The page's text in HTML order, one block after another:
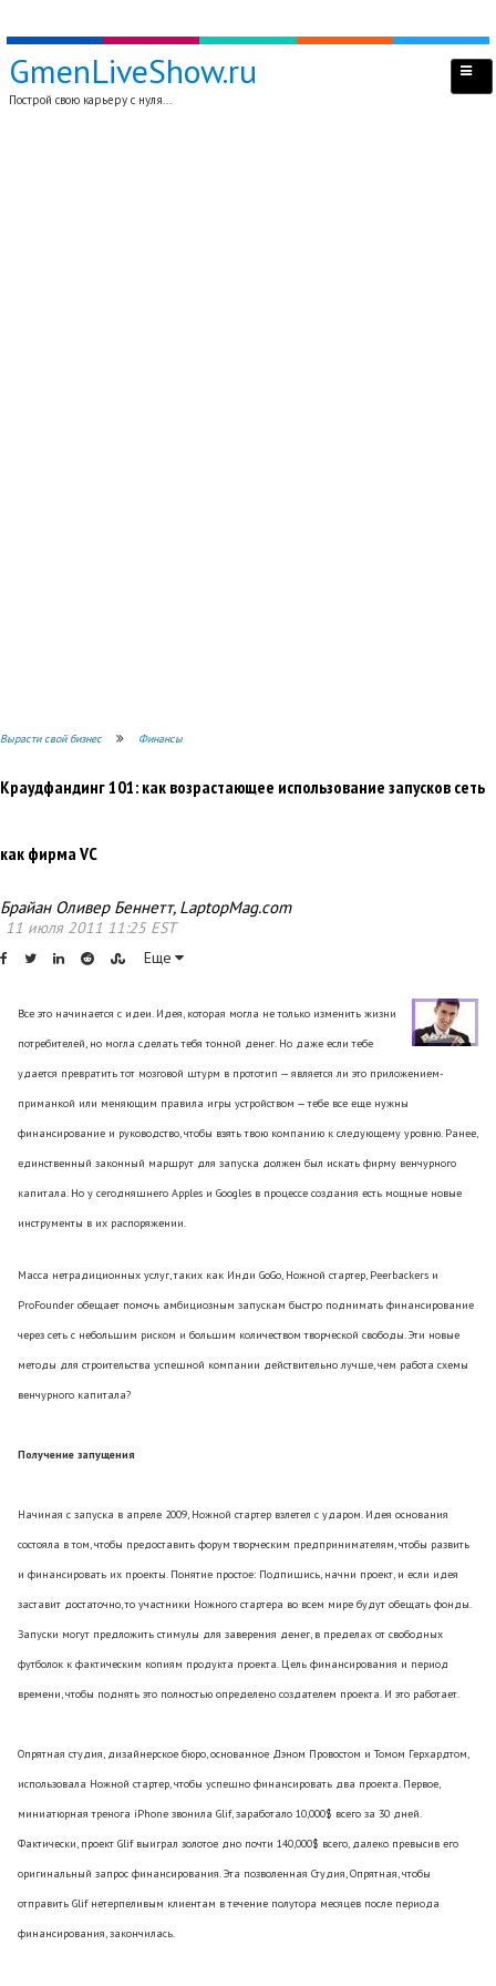
GmenLiveShow.ru
Построй свою карьеру с нуля...
Вырасти свой бизнес Финансы
Краудфандинг 101: как возрастающее использование запусков сеть
как фирма VC
Брайан Оливер Беннетт, LaptopMag.com
11 июля 2011 11:25 EST
Еще
Все это начинается с идеи. Идея, которая могла не только изменить жизни
потребителей, но могла сделать тебя тонной денег. Но даже если тебе
удается превратить тот мозговой штурм в прототип — является ли это приложением-
приманкой или меняющим правила игры устройством — тебе все еще нужны
финансирование и руководство, чтобы взять твою компанию к следующему уровню. Ранее,
единственный законный маршрут для запуска должен был искать фирму венчурного
капитала. Но у сегодняшнего Apples и Googles в процессе создания есть мощные новые
инструменты в их распоряжении.
Масса нетрадиционных услуг, таких как Инди GoGo, Ножной стартер, Peerbackers и
ProFounder обещает помочь амбициозным запускам быстро поднимать финансирование
через сеть с небольшим риском и большим количеством творческой свободы. Эти новые
методы для строительства успешной компании действительно лучше, чем работа схемы
венчурного капитала?
Получение запущения
Начиная с запуска в апреле 2009, Ножной стартер взлетел с ударом. Идея основания
состояла в том, чтобы предоставить форум творческим предпринимателям, чтобы развить
и финансировать их проекты. Понятие простое: Подпишись, начни проект, и если идея
заставит достаточно, то участники Ножного стартера во всем мире будут обещать фонды.
Запуски могут предложить стимулы для заверения денег, в пределах от свободных
футболок к фактическим копиям продукта проекта. Цель финансирования и период
времени, чтобы поднять это полностью определено создателем проекта. И это работает.
Опрятная студия, дизайнерское бюро, основанное Дэном Провостом и Томом Герхардтом,
использовала Ножной стартер, чтобы успешно финансировать два проекта. Первое,
миниатюрная тренога iPhone звонила Glif, заработало 10,000$ всего за 30 дней.
Фактически, проект Glif выиграл золотое дно почти 140,000$ всего, далеко превысив его
оригинальный запрос финансирования. Эта позволенная Студия, Опрятная, чтобы
отправить Glif нетерпеливым клиентам в течение полутора месяцев после периода
финансирования, закончилась.